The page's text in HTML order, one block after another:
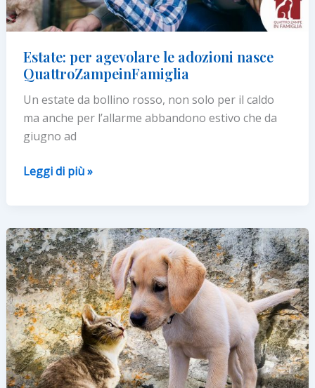
propri
pet
Estate: per agevolare le adozioni nasce
QuattroZampeinFamiglia
Un estate da bollino rosso, non solo per il caldo
ma anche per l’allarme abbandono estivo che da
giugno ad
Estate:
le
adozioni
nasce
QuattroZampeinFamiglia
Leggi di più »